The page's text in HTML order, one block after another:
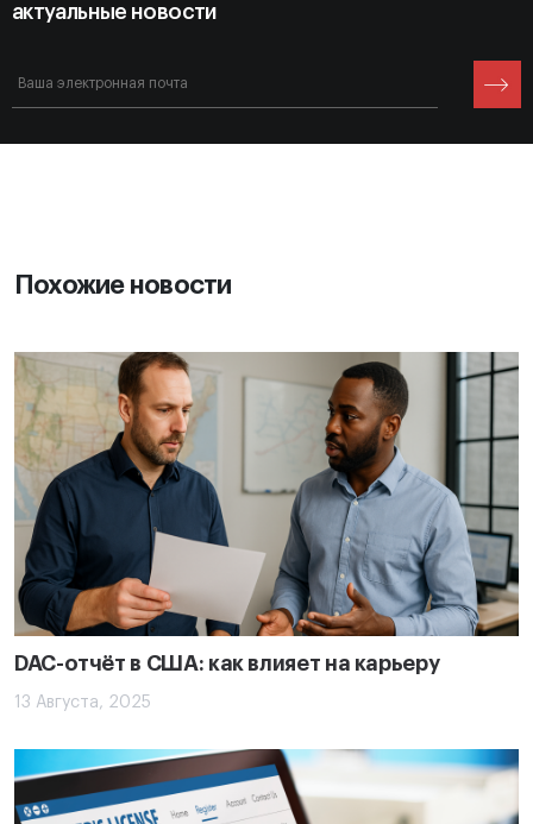
актуальные новости
Похожие новости
DAC-отчёт в США: как влияет на карьеру
13 Августа, 2025